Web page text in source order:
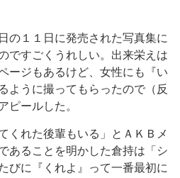
の１１日に発売された写真集に
ですごくうれしい。出来栄えは
ージもあるけど、女性にも『い
ように撮ってもらったので（反
ピールした。
くれた後輩もいる」とＡＫＢメ
あることを明かした倉持は「シ
びに『くれよ』って一番最初に